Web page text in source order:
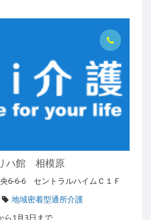
ハ館 相模原
6-6-6 セントラルハイムＣ１Ｆ
地域密着型通所介護
1月3日まで